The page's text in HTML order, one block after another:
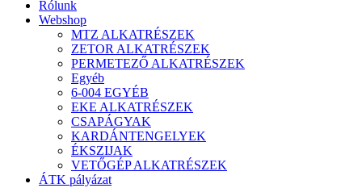
Rólunk
Webshop
MTZ ALKATRÉSZEK
ZETOR ALKATRÉSZEK
PERMETEZŐ ALKATRÉSZEK
Egyéb
6-004 EGYÉB
EKE ALKATRÉSZEK
CSAPÁGYAK
KARDÁNTENGELYEK
ÉKSZIJAK
VETŐGÉP ALKATRÉSZEK
ÁTK pályázat